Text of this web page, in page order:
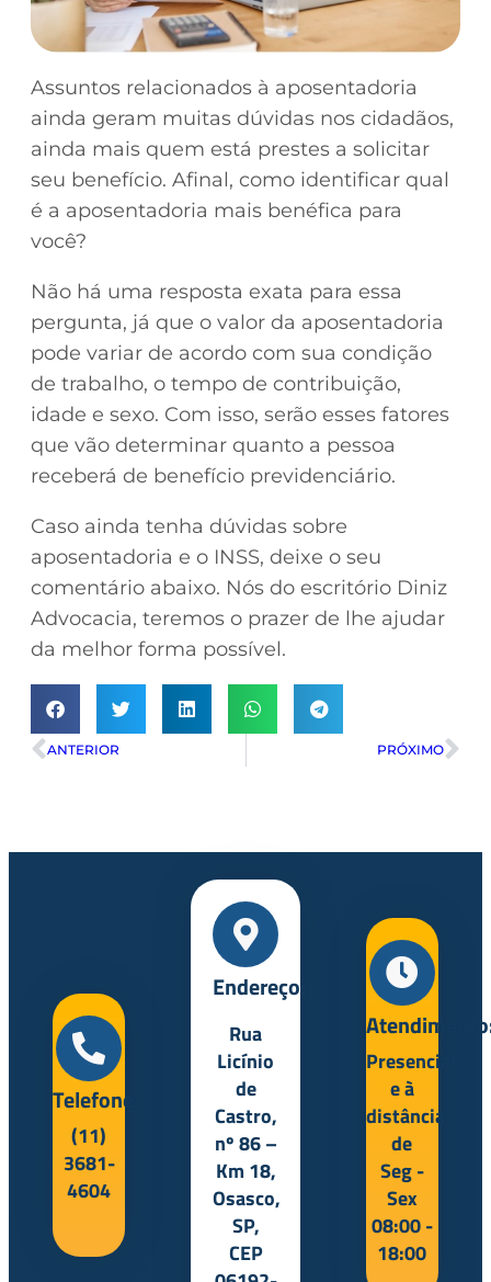
Assuntos relacionados à aposentadoria
ainda geram muitas dúvidas nos cidadãos,
ainda mais quem está prestes a solicitar
seu benefício. Afinal, como identificar qual
é a aposentadoria mais benéfica para
você?
Não há uma resposta exata para essa
pergunta, já que o valor da aposentadoria
pode variar de acordo com sua condição
de trabalho, o tempo de contribuição,
idade e sexo. Com isso, serão esses fatores
que vão determinar quanto a pessoa
receberá de benefício previdenciário.
Caso ainda tenha dúvidas sobre
aposentadoria e o INSS, deixe o seu
comentário abaixo. Nós do escritório Diniz
Advocacia, teremos o prazer de lhe ajudar
da melhor forma possível.
ANTERIOR PRÓXIMO
Telefone:
(11)
3681-
4604
Endereço:
Rua
Licínio
de
Castro,
nº 86 –
Km 18,
Osasco,
SP,
CEP
Presencial
e à
distância
de
Seg -
Sex
08:00 -
18:00